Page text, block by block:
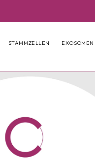
STAMMZELLEN EXOSOMEN
Zu
Produktinformationen